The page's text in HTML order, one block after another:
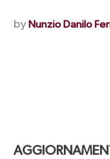
by Nunzio Danilo